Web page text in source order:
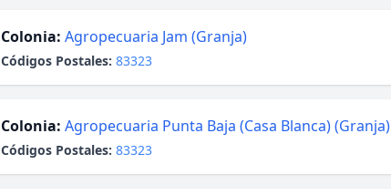
Colonia: Agropecuaria Jam (Granja)
Códigos Postales: 83323
Colonia: Agropecuaria Punta Baja (Casa Blanca) (Granja)
Códigos Postales: 83323